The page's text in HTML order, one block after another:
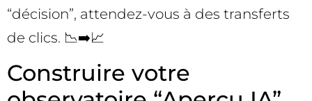
“décision”, attendez-vous à des transferts
de clics. 📉➡️📈
Construire votre